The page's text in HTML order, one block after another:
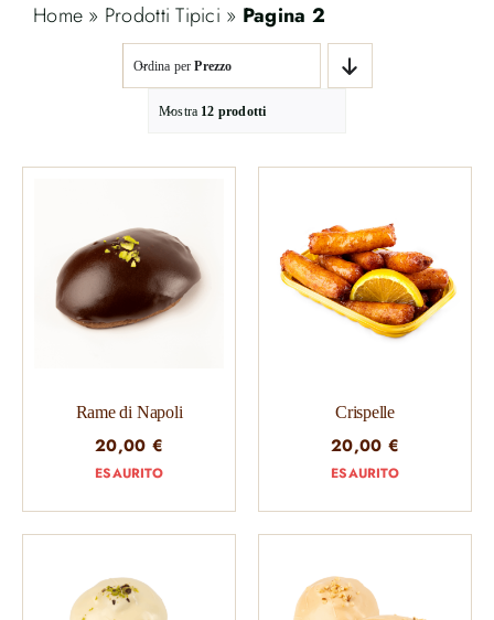
Home » Prodotti Tipici » Pagina 2
Ordina perPrezzo
Mostra 12 prodotti
Rame di Napoli
20,00 €
ESAURITO
Crispelle
20,00 €
ESAURITO